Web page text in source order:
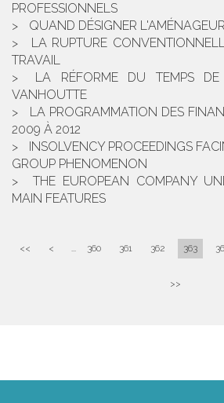
PROFESSIONNELS
QUAND DÉSIGNER
LA RUPTURE
TRAVAIL
LA RÉFORME DU TEMPS
VANHOUTTE
LA PROGRAMMATION DES
2009 À 2012
INSOLVENCY PROCEEDINGS
GROUP PHENOMENON
THE EUROPEAN COMPANY
MAIN FEATURES
<< < ... 360 361 362 363
>>